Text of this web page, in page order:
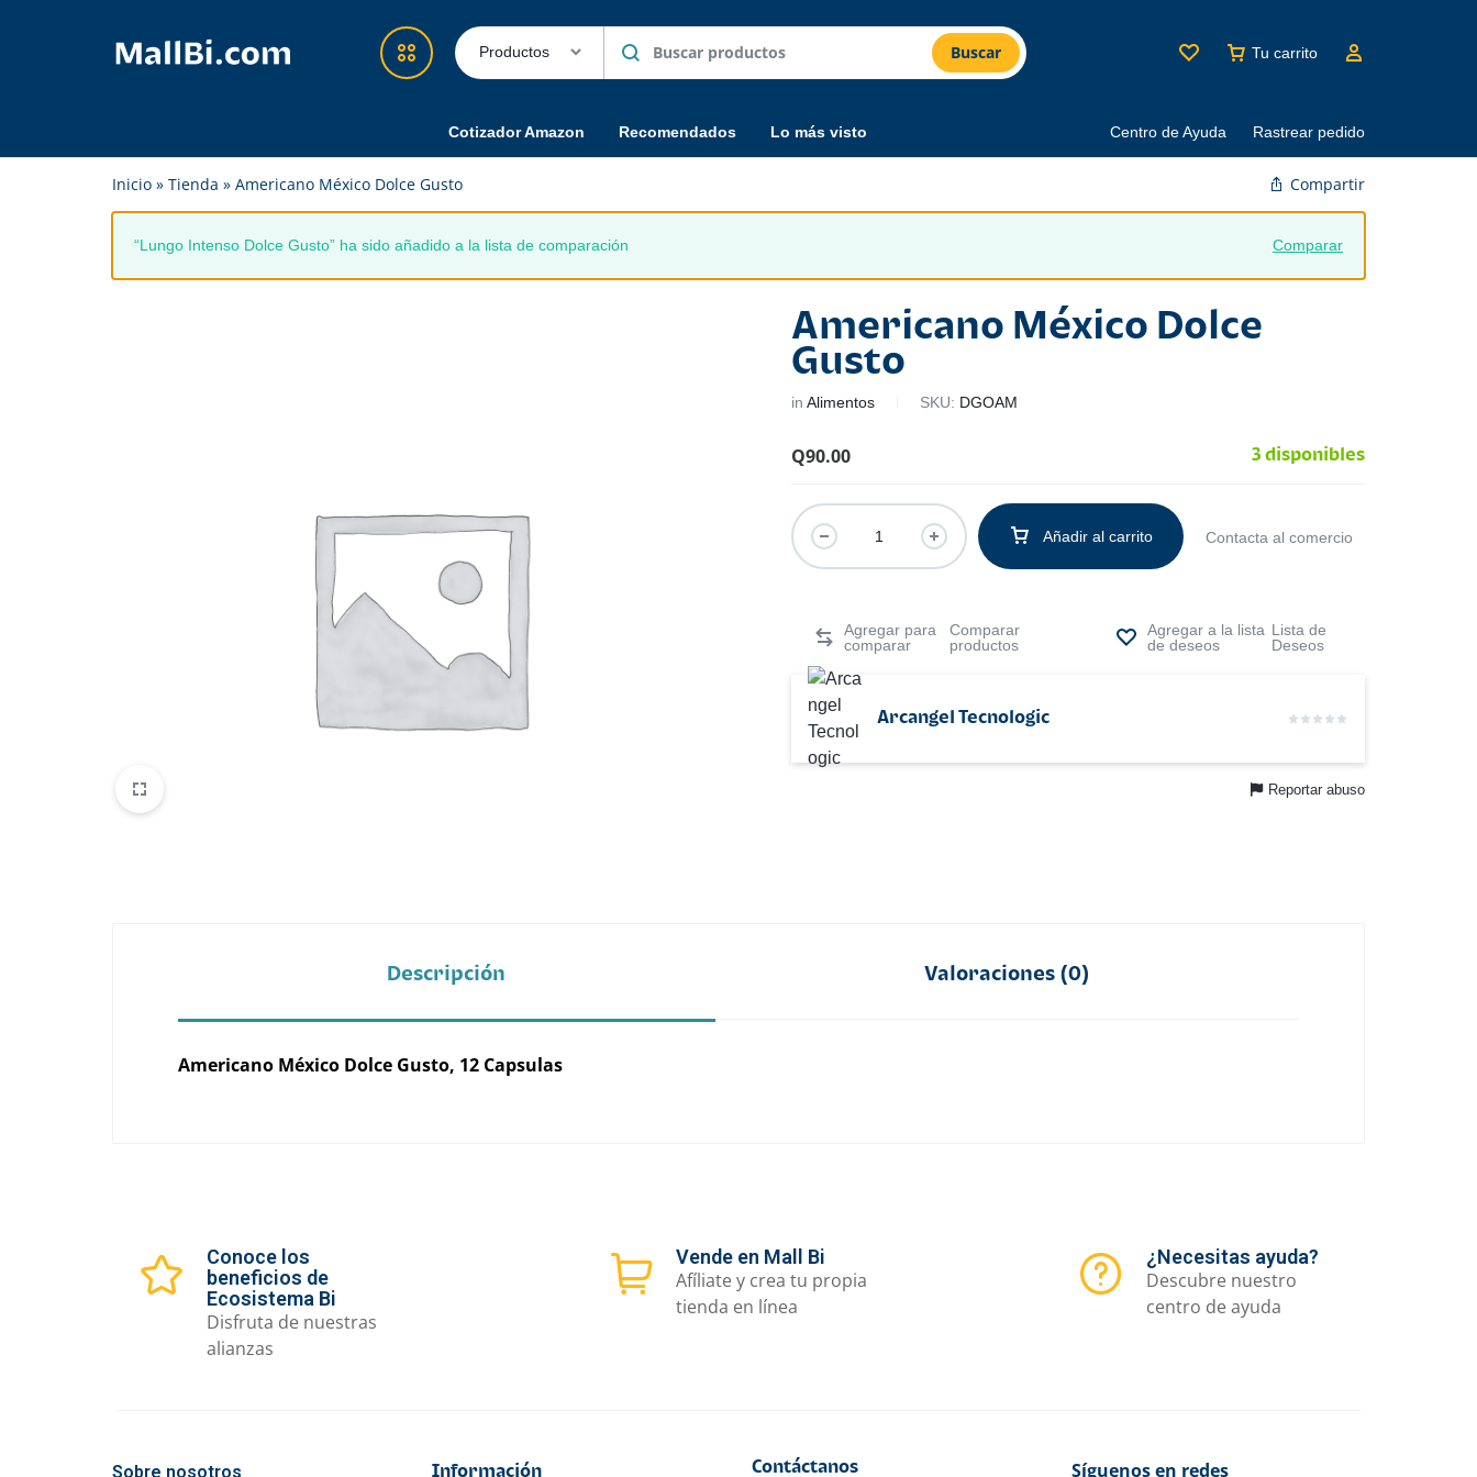
en
Línea
Guatemala
y
confiable
en
Recargas y Superpacks
Electrónicos y Accesorios
Buscar Tu carrito
Cotizador Amazon Recomendados Lo más visto Centro de Ayuda Rastrear pedido
Inicio » Tienda » Americano México Dolce Gusto Compartir
Comparar
“Lungo Intenso Dolce Gusto” ha sido añadido a la lista de comparación
Americano México Dolce
Gusto
inAlimentos SKU: DGOAM
Q90.00 3 disponibles
Añadir al carrito Contacta al comercio
Comparar
productos
Lista de
Deseos
Arcangel Tecnologic
Reportar abuso
Descripción Valoraciones (0)
Americano México Dolce Gusto, 12 Capsulas
Conoce los
beneficios de
Ecosistema Bi
Disfruta de nuestras
alianzas
Vende en Mall Bi
Afíliate y crea tu propia
tienda en línea
¿Necesitas ayuda?
Descubre nuestro
centro de ayuda
Sobre nosotros Información Contáctanos Síguenos en redes